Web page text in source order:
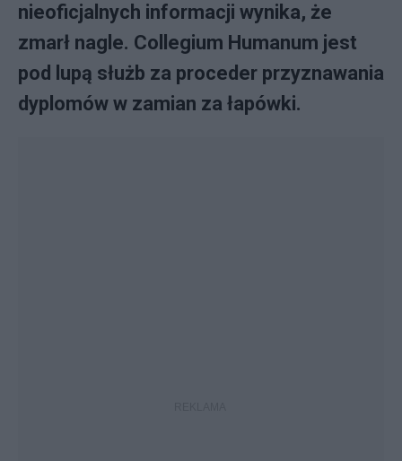
nieoficjalnych informacji wynika, że
zmarł nagle. Collegium Humanum jest
pod lupą służb za proceder przyznawania
dyplomów w zamian za łapówki.